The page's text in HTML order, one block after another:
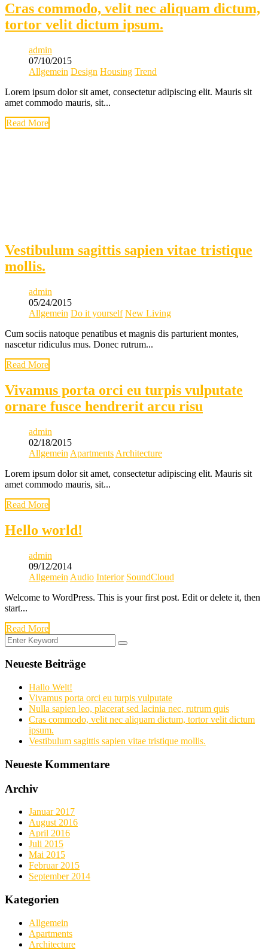
Cras commodo, velit nec aliquam dictum,
tortor velit dictum ipsum.
admin
07/10/2015
Allgemein Design Housing Trend
Lorem ipsum dolor sit amet, consectetur adipiscing elit. Mauris sit
amet commodo mauris, sit...
Read More
Vestibulum sagittis sapien vitae tristique
mollis.
admin
05/24/2015
Allgemein Do it yourself New Living
Cum sociis natoque penatibus et magnis dis parturient montes,
nascetur ridiculus mus. Donec rutrum...
Read More
Vivamus porta orci eu turpis vulputate
ornare fusce hendrerit arcu risu
admin
02/18/2015
Allgemein Apartments Architecture
Lorem ipsum dolor sit amet, consectetur adipiscing elit. Mauris sit
amet commodo mauris, sit...
Read More
Hello world!
admin
09/12/2014
Allgemein Audio Interior SoundCloud
Welcome to WordPress. This is your first post. Edit or delete it, then
start...
Read More
Neueste Beiträge
Hallo Welt!
Vivamus porta orci eu turpis vulputate
Nulla sapien leo, placerat sed lacinia nec, rutrum quis
Cras commodo, velit nec aliquam dictum, tortor velit dictum
ipsum.
Vestibulum sagittis sapien vitae tristique mollis.
Neueste Kommentare
Archiv
Januar 2017
August 2016
April 2016
Juli 2015
Mai 2015
Februar 2015
September 2014
Kategorien
Allgemein
Apartments
Architecture